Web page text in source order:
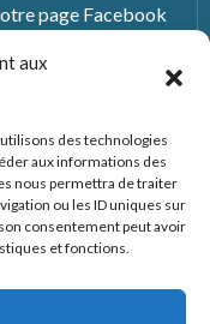
aux
des technologies
aux informations des
nous permettra de traiter
ou les ID uniques sur
consentement peut avoir
et fonctions.
page Facebook